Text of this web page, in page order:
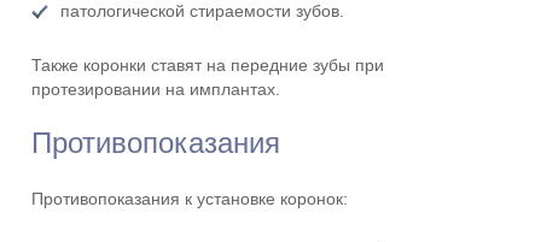
патологической стираемости зубов.
Также коронки ставят на передние зубы при
протезировании на имплантах.
Противопоказания
Противопоказания к установке коронок: